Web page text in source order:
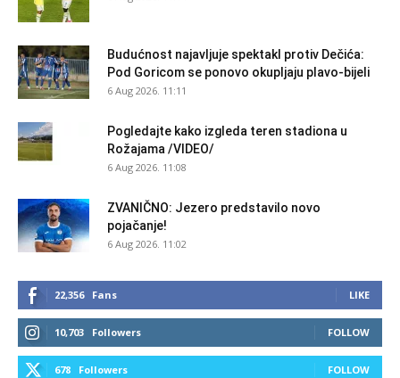
Budućnost najavljuje spektakl protiv Dečića:
Pod Goricom se ponovo okupljaju plavo-bijeli
6 Aug 2026. 11:11
Pogledajte kako izgleda teren stadiona u
Rožajama /VIDEO/
6 Aug 2026. 11:08
ZVANIČNO: Jezero predstavilo novo
pojačanje!
6 Aug 2026. 11:02
22,356 Fans LIKE
10,703 Followers FOLLOW
678 Followers FOLLOW